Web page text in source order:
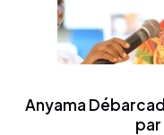
Anyama
par